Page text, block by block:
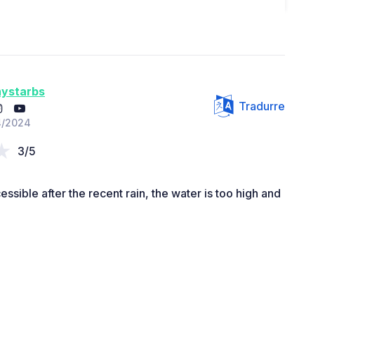
2024
Tradurre
3/5
after the recent rain, the water is too high and